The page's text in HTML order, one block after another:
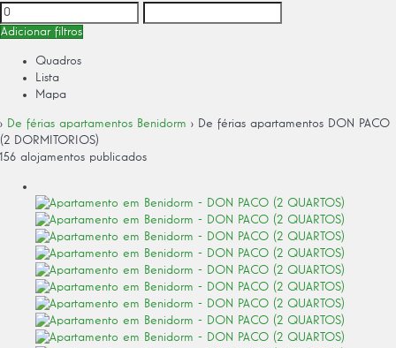
Adicionar filtros
Quadros
Lista
Mapa
› De férias apartamentos Benidorm › De férias apartamentos DON PACO
(2 DORMITORIOS)
156 alojamentos publicados